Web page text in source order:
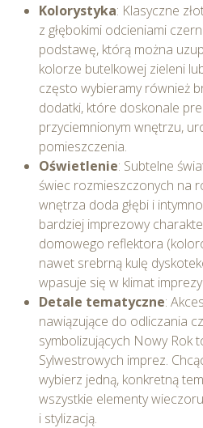
Kolorystyka: Klasyczne
z głębokimi odcieniami
podstawę, którą można
kolorze butelkowej zieleni
często wybieramy również
dodatki, które doskonale
przyciemnionym wnętrzu,
pomieszczenia.
Oświetlenie: Subtelne
świec rozmieszczonych na
wnętrza doda głębi i
bardziej imprezowy
domowego reflektora
nawet srebrną kulę
wpasuje się w klimat
Detale tematyczne:
nawiązujące do odliczania
symbolizujących Nowy Rok
Sylwestrowych imprez.
wybierz jedną, konkretną
wszystkie elementy
i stylizacją.